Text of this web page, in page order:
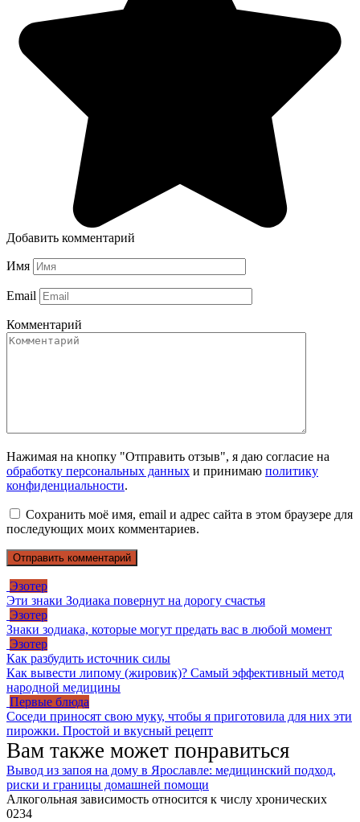
Добавить комментарий
Имя
Email
Комментарий
Нажимая на кнопку "Отправить отзыв", я даю согласие на
обработку персональных данных и принимаю политику
конфиденциальности.
Сохранить моё имя, email и адрес сайта в этом браузере для
последующих моих комментариев.
Эзотер
Эти знаки Зодиака повернут на дорогу счастья
Эзотер
Знаки зодиака, которые могут предать вас в любой момент
Эзотер
Как разбудить источник силы
Как вывести липому (жировик)? Самый эффективный метод
народной медицины
Первые блюда
Соседи приносят свою муку, чтобы я приготовила для них эти
пирожки. Простой и вкусный рецепт
Вам также может понравиться
Вывод из запоя на дому в Ярославле: медицинский подход,
риски и границы домашней помощи
Алкогольная зависимость относится к числу хронических
0234